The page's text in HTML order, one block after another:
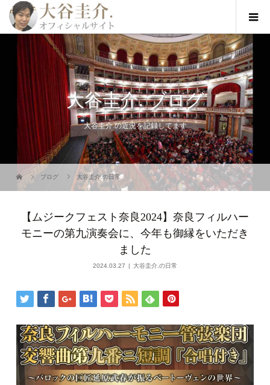
大谷圭介. ブログ
大谷圭介.の近況を記録してます
ブログ 大谷圭介.の日常
【ムジークフェスト奈良2024】奈良フィルハー
モニーの第九演奏会に、今年も御縁をいただき
ました
2024.03.27 大谷圭介.の日常